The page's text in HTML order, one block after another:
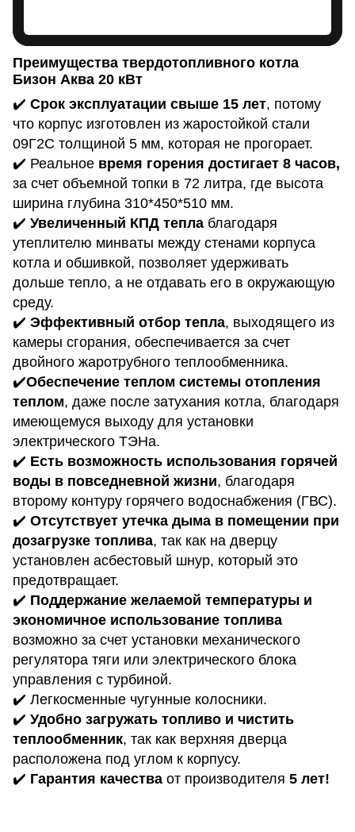
Преимущества твердотопливного котла
Бизон Аква 20 кВт
✔️ Срок эксплуатации свыше 15 лет, потому
что корпус изготовлен из жаростойкой стали
09Г2С толщиной 5 мм, которая не прогорает.
✔️ Реальное время горения достигает 8 часов,
за счет объемной топки в 72 литра, где высота
ширина глубина 310*450*510 мм.
✔️ Увеличенный КПД тепла благодаря
утеплителю минваты между стенами корпуса
котла и обшивкой, позволяет удерживать
дольше тепло, а не отдавать его в окружающую
среду.
✔️ Эффективный отбор тепла, выходящего из
камеры сгорания, обеспечивается за счет
двойного жаротрубного теплообменника.
✔️Обеспечение теплом системы отопления
теплом, даже после затухания котла, благодаря
имеющемуся выходу для установки
электрического ТЭНа.
✔️ Есть возможность использования горячей
воды в повседневной жизни, благодаря
второму контуру горячего водоснабжения (ГВС).
✔️ Отсутствует утечка дыма в помещении при
дозагрузке топлива, так как на дверцу
установлен асбестовый шнур, который это
предотвращает.
✔️ Поддержание желаемой температуры и
экономичное использование топлива
возможно за счет установки механического
регулятора тяги или электрического блока
управления с турбиной.
✔️ Легкосменные чугунные колосники.
✔️ Удобно загружать топливо и чистить
теплообменник, так как верхняя дверца
расположена под углом к ​​корпусу.
✔️ Гарантия качества от производителя 5 лет!